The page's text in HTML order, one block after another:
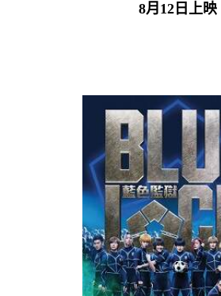
8月12日上映